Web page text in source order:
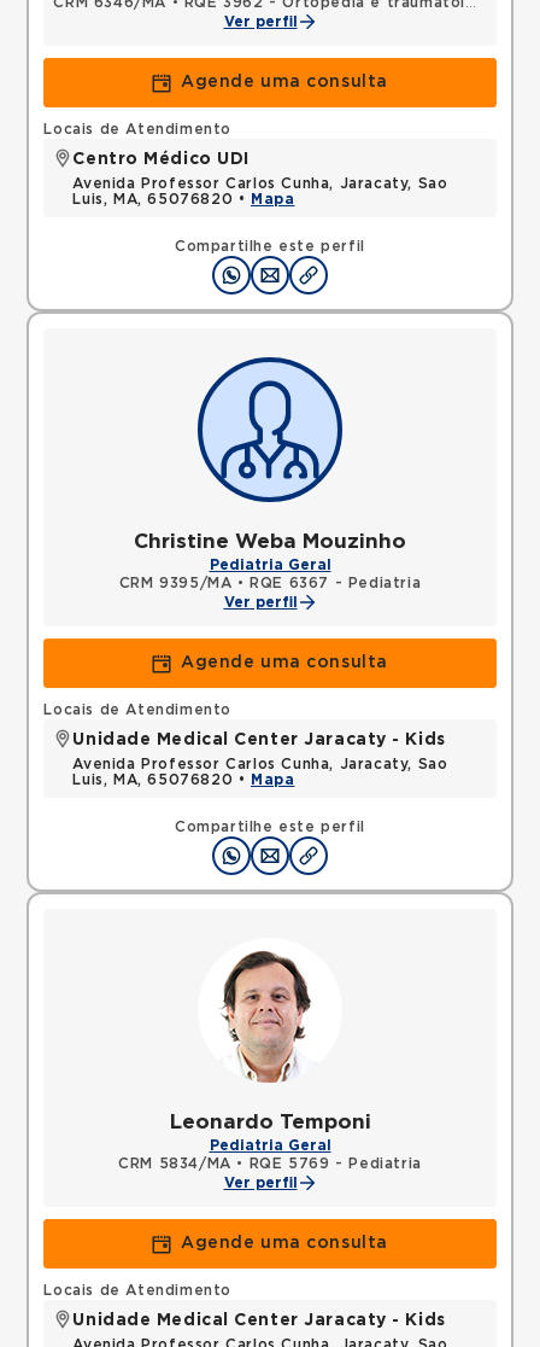
Ver perfil
Agende uma consulta
Compartilhe este perfil
Locais de Atendimento
Centro Médico UDI
Avenida Professor Carlos Cunha, Jaracaty, Sao
Luis, MA, 65076820 •
Mapa
Christine Weba Mouzinho
Pediatria Geral
CRM 9395/MA •
RQE 6367 - Pediatria
Ver perfil
Agende uma consulta
Compartilhe este perfil
Locais de Atendimento
Unidade Medical Center Jaracaty - Kids
Avenida Professor Carlos Cunha, Jaracaty, Sao
Luis, MA, 65076820 •
Mapa
Leonardo Temponi
Pediatria Geral
CRM 5834/MA •
RQE 5769 - Pediatria
Ver perfil
Agende uma consulta
Locais de Atendimento
Unidade Medical Center Jaracaty - Kids